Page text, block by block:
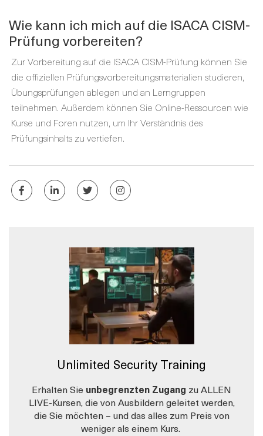
Wie kann ich mich auf die ISACA CISM-
Prüfung vorbereiten?
Zur Vorbereitung auf die ISACA CISM-Prüfung können Sie
die offiziellen Prüfungsvorbereitungsmaterialien studieren,
Übungsprüfungen ablegen und an Lerngruppen
teilnehmen. Außerdem können Sie Online-Ressourcen wie
Kurse und Foren nutzen, um Ihr Verständnis des
Prüfungsinhalts zu vertiefen.
Unlimited Security Training
Erhalten Sie unbegrenzten Zugang zu ALLEN
LIVE-Kursen, die von Ausbildern geleitet werden,
die Sie möchten – und das alles zum Preis von
weniger als einem Kurs.